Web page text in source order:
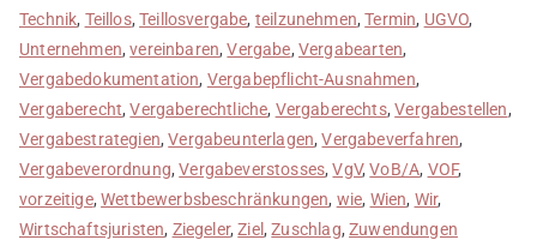
Technik, Teillos,Teillosvergabe, teilzunehmen,Termin, UGVO,
Unternehmen,vereinbaren,Vergabe, Vergabearten,
Vergabedokumentation, Vergabepflicht-Ausnahmen,
Vergaberecht,Vergaberechtliche, Vergaberechts,Vergabestellen,
Vergabestrategien,Vergabeunterlagen,Vergabeverfahren,
Vergabeverordnung,Vergabeverstosses,VgV,VoB/A, VOF,
vorzeitige,Wettbewerbsbeschränkungen, wie, Wien, Wir,
Wirtschaftsjuristen, Ziegeler,Ziel,Zuschlag,Zuwendungen